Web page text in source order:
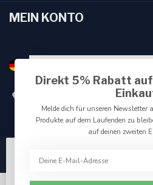
MEIN KONTO
€
Direkt 5% Rabatt
Melde dich für unseren Newsletter
Produkte auf dem Laufenden zu
auf deinen zweiten